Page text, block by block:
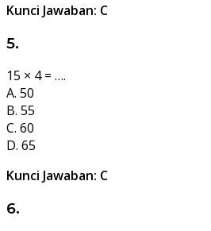
Kunci Jawaban: C
5.
15 × 4 = ….
A. 50
B. 55
C. 60
D. 65
Kunci Jawaban: C
6.